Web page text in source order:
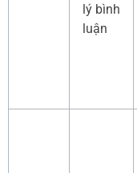
lý bình
luận